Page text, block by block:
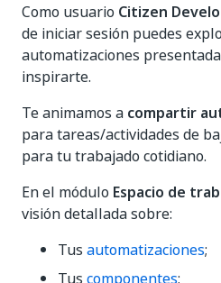
Como usuario Citizen
de iniciar sesión puedes
automatizaciones
inspirarte.
Te animamos a compartir
para tareas/actividades de
para tu trabajado cotidiano.
En el módulo Espacio de
visión detallada sobre:
Tus automatizaciones;
Tus componentes;